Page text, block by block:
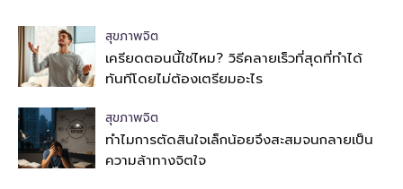
สุขภาพจิต
เครียดตอนนี้ใช่ไหม? วิธีคลายเร็วที่สุดที่ทำได้
ทันทีโดยไม่ต้องเตรียมอะไร
สุขภาพจิต
ทำไมการตัดสินใจเล็กน้อยจึงสะสมจนกลายเป็น
ความล้าทางจิตใจ